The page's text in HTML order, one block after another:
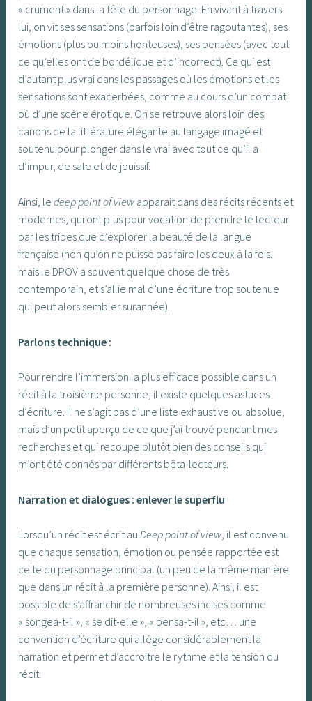
« crument » dans la tête du personnage. En vivant à travers
lui, on vit ses sensations (parfois loin d’être ragoutantes), ses
émotions (plus ou moins honteuses), ses pensées (avec tout
ce qu’elles ont de bordélique et d’incorrect). Ce qui est
d’autant plus vrai dans les passages où les émotions et les
sensations sont exacerbées, comme au cours d’un combat
où d’une scène érotique. On se retrouve alors loin des
canons de la littérature élégante au langage imagé et
soutenu pour plonger dans le vrai avec tout ce qu’il a
d’impur, de sale et de jouissif.
Ainsi, ledeep point of view apparait dans des récits récents et
modernes, qui ont plus pour vocation de prendre le lecteur
par les tripes que d’explorer la beauté de la langue
française (non qu’on ne puisse pas faire les deux à la fois,
mais le DPOV a souvent quelque chose de très
contemporain, et s’allie mal d’une écriture trop soutenue
qui peut alors sembler surannée).
Parlons technique :
Pour rendre l’immersion la plus efficace possible dans un
récit à la troisième personne, il existe quelques astuces
d’écriture. Il ne s’agit pas d’une liste exhaustive ou absolue,
mais d’un petit aperçu de ce que j’ai trouvé pendant mes
recherches et qui recoupe plutôt bien des conseils qui
m’ont été donnés par différents bêta-lecteurs.
Narration et dialogues : enlever le superflu
Lorsqu’un récit est écrit auDeep point of view, il est convenu
que chaque sensation, émotion ou pensée rapportée est
celle du personnage principal (un peu de la même manière
que dans un récit à la première personne). Ainsi, il est
possible de s’affranchir de nombreuses incises comme
« songea-t-il », « se dit-elle », « pensa-t-il », etc… une
convention d’écriture qui allège considérablement la
narration et permet d’accroitre le rythme et la tension du
récit.